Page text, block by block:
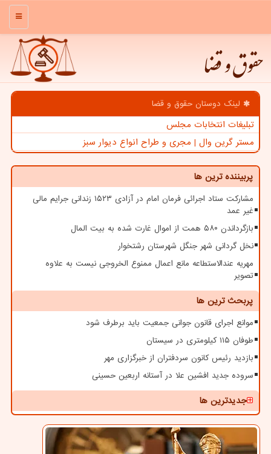
منو
حقوق و قضا
لینک دوستان حقوق و قضا
تبلیغات انتخابات مجلس
مستر گرین وال | مجری و طراح انواع دیوار سبز
پربیننده ترین ها
مشارکت ستاد اجرائی فرمان امام در آزادی ۱۵۲۳ زندانی جرایم مالی
غیر عمد
بازگرداندن ۵۸۰ همت از اموال غارت شده به بیت المال
نخل گردانی شهر جنگل شهرستان رشتخوار
مهریه عندالاستطاعه مانع اعمال ممنوع الخروجی نیست به علاوه
تصویر
پربحث ترین ها
موانع اجرای قانون جوانی جمعیت باید برطرف شود
طوفان ۱۱۵ کیلومتری در سیستان
بازدید رئیس کانون سردفتران از خبرگزاری مهر
سروده جدید افشین علا در آستانه اربعین حسینی
جدیدترین ها